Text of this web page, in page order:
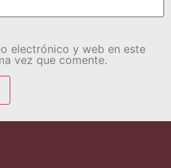
electrónico y web en este
vez que comente.